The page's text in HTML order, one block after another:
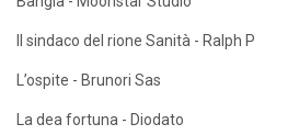
Il sindaco del rione Sanità - Ralph P
L’ospite - Brunori Sas
La dea fortuna - Diodato